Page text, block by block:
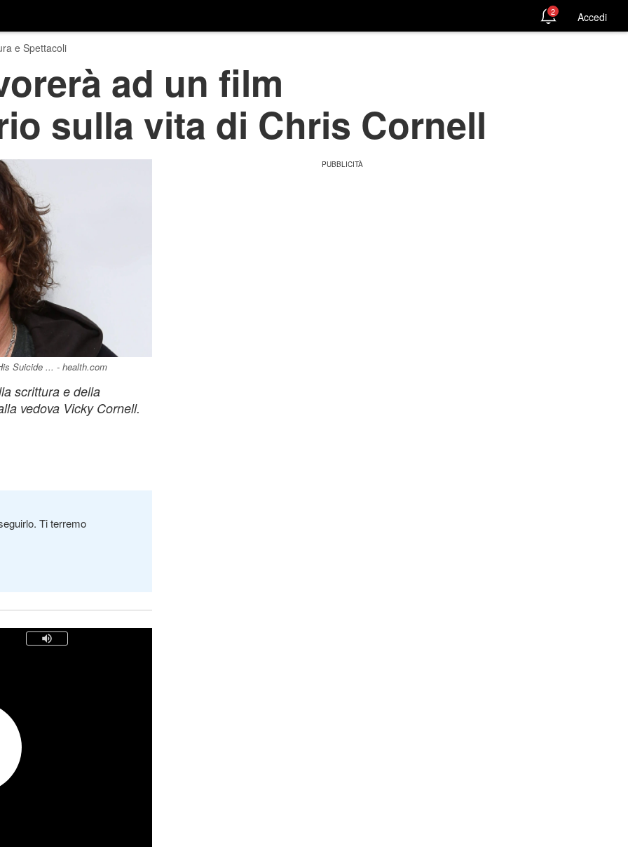
2 Accedi
e Spettacoli
ad un film
sulla vita di Chris Cornell
Suicide ... - health.com
scrittura e della
vedova Vicky Cornell.
Ti terremo